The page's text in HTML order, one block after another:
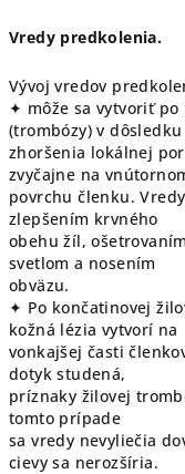
Vredy predkolenia.
Vývoj vredov
✦ môže sa vytvoriť
(trombózy) v dôsledku
zhoršenia lokálnej
zvyčajne na
povrchu členku.
zlepšením krvného
obehu žíl,
svetlom a nosením
obväzu.
✦ Po končatinovej
kožná lézia vytvorí na
vonkajšej časti
dotyk studená,
príznaky žilovej
tomto prípade
sa vredy nevyliečia
cievy sa nerozšíria.